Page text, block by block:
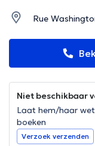
Rue
Niet beschikbaar
Laat hem/haar
boeken
Verzoek verzenden